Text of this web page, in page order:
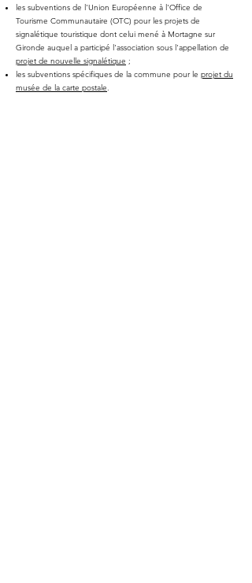
les subventions de l'Union Européenne à l'Office de
Tourisme Communautaire (OTC) pour les projets de
signalétique touristique dont celui mené à Mortagne sur
Gironde auquel a participé l'association sous l'appellation de
projet de nouvelle signalétique ;
les subventions spécifiques de la commune pour le projet du
musée de la carte postale.